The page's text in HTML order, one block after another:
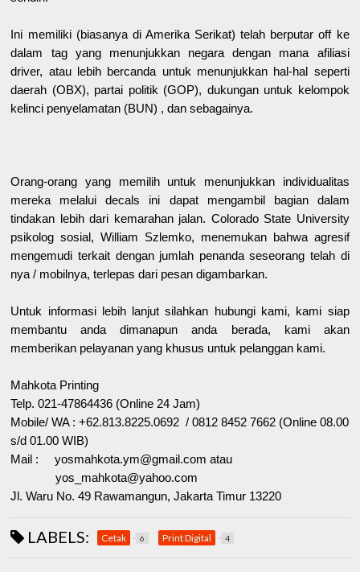
Ini memiliki (biasanya di Amerika Serikat) telah berputar off ke
dalam tag yang menunjukkan negara dengan mana afiliasi
driver, atau lebih bercanda untuk menunjukkan hal-hal seperti
daerah (OBX), partai politik (GOP), dukungan untuk kelompok
kelinci penyelamatan (BUN) , dan sebagainya.
Orang-orang yang memilih untuk menunjukkan individualitas
mereka melalui decals ini dapat mengambil bagian dalam
tindakan lebih dari kemarahan jalan. Colorado State University
psikolog sosial, William Szlemko, menemukan bahwa agresif
mengemudi terkait dengan jumlah penanda seseorang telah di
nya / mobilnya, terlepas dari pesan digambarkan.
Untuk informasi lebih lanjut silahkan hubungi kami, kami siap
membantu anda dimanapun anda berada, kami akan
memberikan pelayanan yang khusus untuk pelanggan kami.
Mahkota Printing
Telp. 021-47864436 (Online 24 Jam)
Mobile/ WA : +62.813.8225.0692 / 0812 8452 7662 (Online 08.00
s/d 01.00 WIB)
Mail : yosmahkota.ym@gmail.com atau
yos_mahkota@yahoo.com
Jl. Waru No. 49 Rawamangun,Jakarta Timur 13220
LABELS: Cetak 6 Print Digital 4